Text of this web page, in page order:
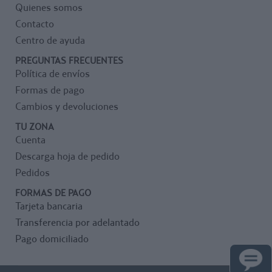
Quienes somos
Contacto
Centro de ayuda
PREGUNTAS FRECUENTES
Política de envíos
Formas de pago
Cambios y devoluciones
TU ZONA
Cuenta
Descarga hoja de pedido
Pedidos
FORMAS DE PAGO
Tarjeta bancaria
Transferencia por adelantado
Pago domiciliado